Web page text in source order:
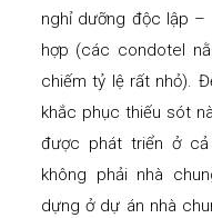
nghỉ dưỡng độc lập –
hợp (các condotel
chiếm tỷ lệ rất nhỏ).
khắc phục thiếu sót
được phát triển ở
không phải nhà
dựng ở dự án nhà